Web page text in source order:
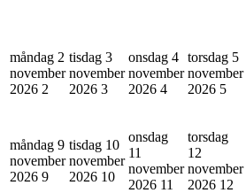
måndag 2
november
2026 2
tisdag 3
november
2026 3
onsdag 4
november
2026 4
torsdag 5
november
2026 5
måndag 9
november
2026 9
tisdag 10
november
2026 10
onsdag
11
november
2026 11
torsdag
12
november
2026 12